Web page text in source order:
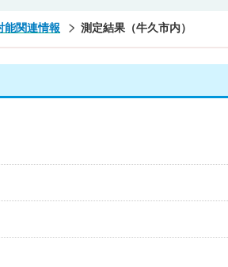
能関連情報 測定結果（牛久市内）